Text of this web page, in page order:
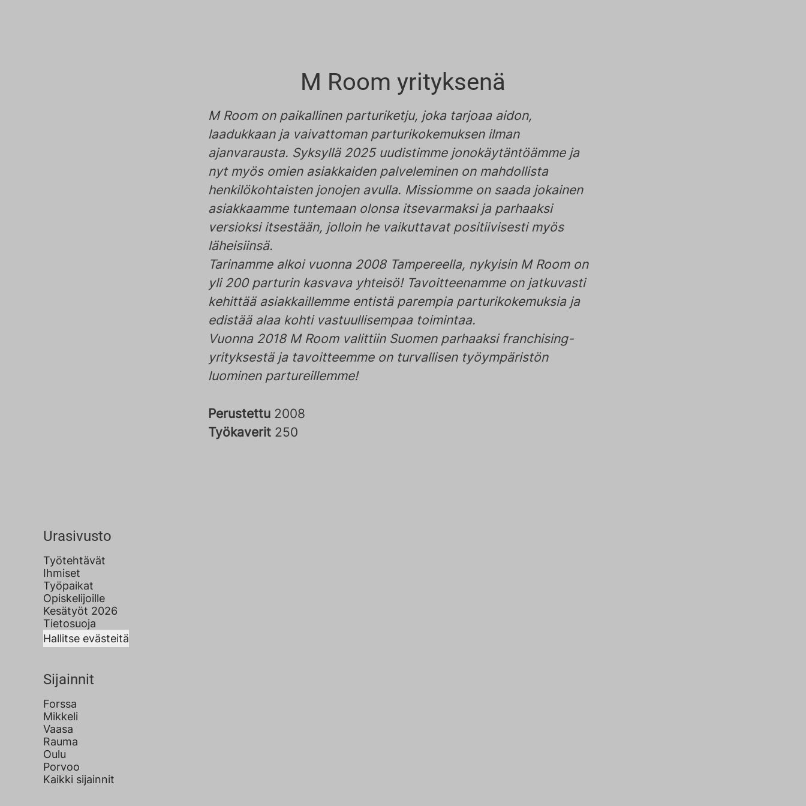
M Room yrityksenä
M Room on paikallinen parturiketju, joka tarjoaa aidon,
laadukkaan ja vaivattoman parturikokemuksen ilman
ajanvarausta. Syksyllä 2025 uudistimme jonokäytäntöämme ja
nyt myös omien asiakkaiden palveleminen on mahdollista
henkilökohtaisten jonojen avulla. Missiomme on saada jokainen
asiakkaamme tuntemaan olonsa itsevarmaksi ja parhaaksi
versioksi itsestään, jolloin he vaikuttavat positiivisesti myös
läheisiinsä.
Tarinamme alkoi vuonna 2008 Tampereella, nykyisin M Room on
yli 200 parturin kasvava yhteisö! Tavoitteenamme on jatkuvasti
kehittää asiakkaillemme entistä parempia parturikokemuksia ja
edistää alaa kohti vastuullisempaa toimintaa.
Vuonna 2018 M Room valittiin Suomen parhaaksi franchising-
yrityksestä ja tavoitteemme on turvallisen työympäristön
luominen partureillemme!
Perustettu 2008
Työkaverit 250
Urasivusto
Työtehtävät
Ihmiset
Työpaikat
Opiskelijoille
Kesätyöt 2026
Tietosuoja
Hallitse evästeitä
Sijainnit
Forssa
Mikkeli
Vaasa
Rauma
Oulu
Porvoo
Kaikki sijainnit